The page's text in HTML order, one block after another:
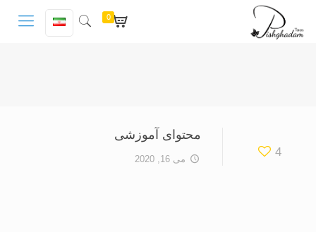
0
4
محتوای آموزشی
می 16, 2020